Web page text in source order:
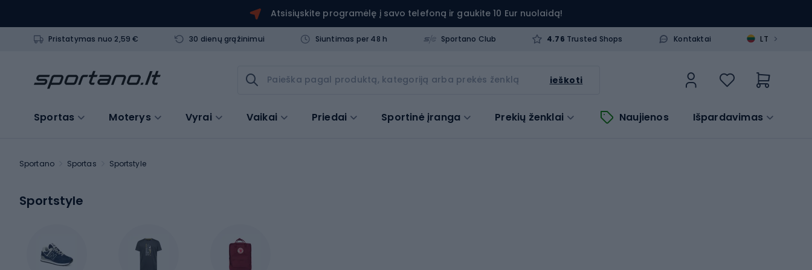
Atsisiųskite programėlę į savo telefoną ir gaukite 10 Eur nuolaidą!
Pristatymas nuo 2,59 € 30 dienų grąžinimui Siuntimas per 48 h Sportano Club 4.76 Trusted Shops Kontaktai LT >
ieškoti
Sportas Moterys Vyrai Vaikai Priedai Sportinė įranga Prekių ženklai Naujienos Išpardavimas
Sportano Sportas Sportstyle
Sportstyle